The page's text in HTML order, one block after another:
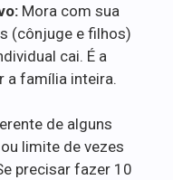
Mora com sua
(cônjuge e filhos)
cai. É a
a família inteira.
de alguns
limite de vezes
precisar fazer 10